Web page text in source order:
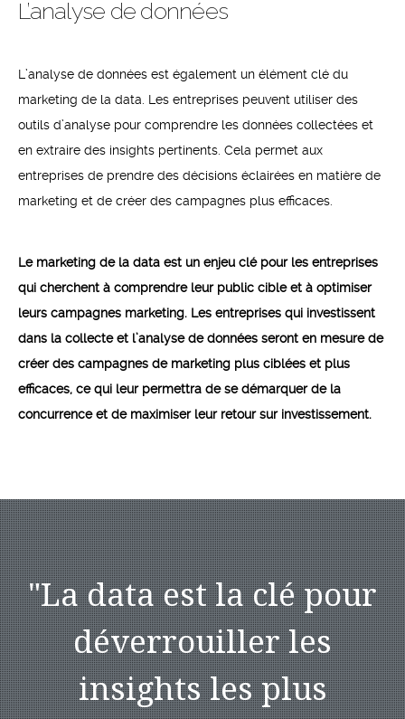
L’analyse de données
L’analyse de données est également un élément clé du
marketing de la data. Les entreprises peuvent utiliser des
outils d’analyse pour comprendre les données collectées et
en extraire des insights pertinents. Cela permet aux
entreprises de prendre des décisions éclairées en matière de
marketing et de créer des campagnes plus efficaces.
Le marketing de la data est un enjeu clé pour les entreprises
qui cherchent à comprendre leur public cible et à optimiser
leurs campagnes marketing. Les entreprises qui investissent
dans la collecte et l’analyse de données seront en mesure de
créer des campagnes de marketing plus ciblées et plus
efficaces, ce qui leur permettra de se démarquer de la
concurrence et de maximiser leur retour sur investissement.
"La data est la clé pour
déverrouiller les
insights les plus